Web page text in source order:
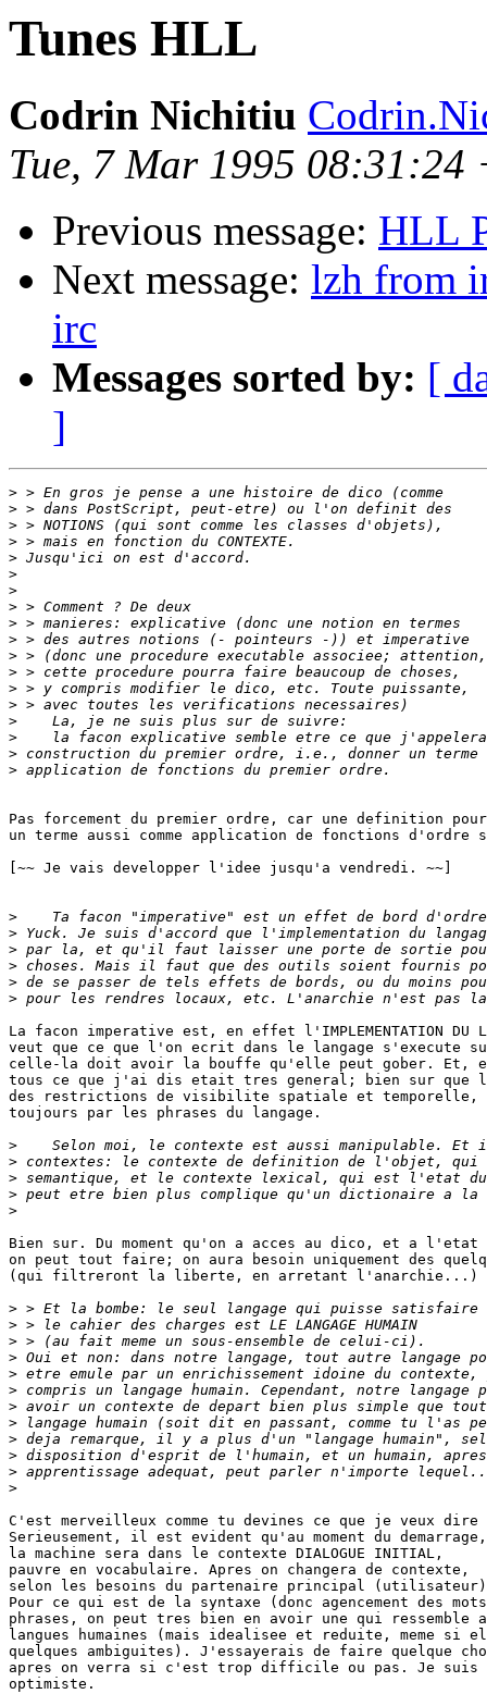
Tunes HLL
Codrin Nichitiu
Tue, 7 Mar 1995 08:31:24
Previous message: HLL
Next message: lzh from
irc
Messages sorted by: [
]
>
>
>
>
>
>
>
>
>
>
>
>
>
>
>
>
>
>
Pas forcement du premier ordre, car une definition
un terme aussi comme application de fonctions d'ordre
[~~ Je vais developper l'idee jusqu'a vendredi. ~~]
>
>
>
>
>
>
La facon imperative est, en effet l'IMPLEMENTATION DU
veut que ce que l'on ecrit dans le langage s'execute
celle-la doit avoir la bouffe qu'elle peut gober. Et,
tous ce que j'ai dis etait tres general; bien sur que
des restrictions de visibilite spatiale et temporelle,
toujours par les phrases du langage.
>
>
>
>
>
Bien sur. Du moment qu'on a acces au dico, et a l'etat
on peut tout faire; on aura besoin uniquement des
(qui filtreront la liberte, en arretant l'anarchie...)
>
>
>
>
>
>
>
>
>
>
>
>
C'est merveilleux comme tu devines ce que je veux
Serieusement, il est evident qu'au moment du demarrage,
la machine sera dans le contexte DIALOGUE INITIAL,
pauvre en vocabulaire. Apres on changera de contexte,
selon les besoins du partenaire principal
Pour ce qui est de la syntaxe (donc agencement des
phrases, on peut tres bien en avoir une qui ressemble
langues humaines (mais idealisee et reduite, meme si
quelques ambiguites). J'essayerais de faire quelque
apres on verra si c'est trop difficile ou pas. Je suis
optimiste.